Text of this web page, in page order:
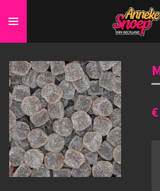
direct
naar
de
hoofdinhoud